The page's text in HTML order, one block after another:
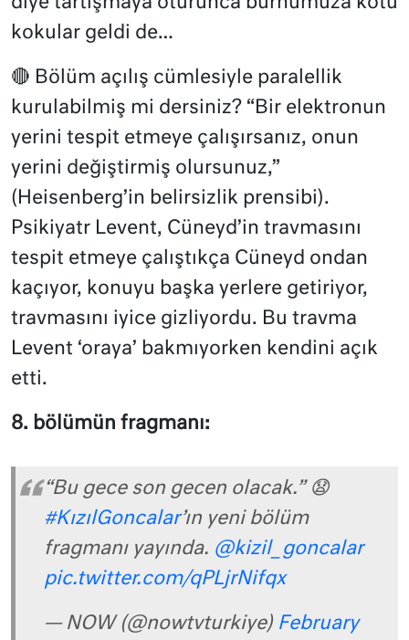
kokular geldi de…
🔴 Bölüm açılış cümlesiyle paralellik
kurulabilmiş mi dersiniz? “Bir elektronun
yerini tespit etmeye çalışırsanız, onun
yerini değiştirmiş olursunuz,”
(Heisenberg’in belirsizlik prensibi).
Psikiyatr Levent, Cüneyd’in travmasını
tespit etmeye çalıştıkça Cüneyd ondan
kaçıyor, konuyu başka yerlere getiriyor,
travmasını iyice gizliyordu. Bu travma
Levent ‘oraya’ bakmıyorken kendini açık
etti.
8. bölümün fragmanı:
“Bu gece son gecen olacak.” 😧
#KızılGoncalar’ın yeni bölüm
fragmanı yayında. @kizil_goncalar
pic.twitter.com/qPLjrNifqx
— NOW (@nowtvturkiye) February